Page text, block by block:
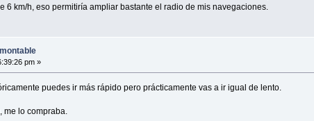
6 km/h, eso permitiría ampliar bastante el radio de mis navegaciones.
pm »
puedes ir más rápido pero prácticamente vas a ir igual de lento.
lo compraba.